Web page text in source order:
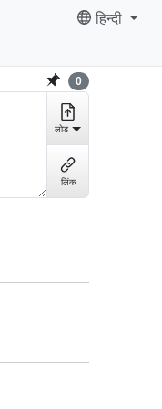
हिन्दी
0
लोड
लिंक